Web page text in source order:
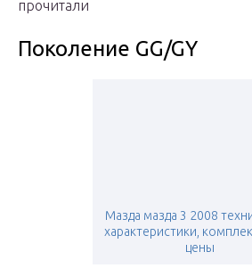
прочитали
Поколение GG/GY
Мазда мазда 3 2008
характеристики,
цены